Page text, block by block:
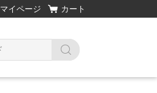
マイページ カート